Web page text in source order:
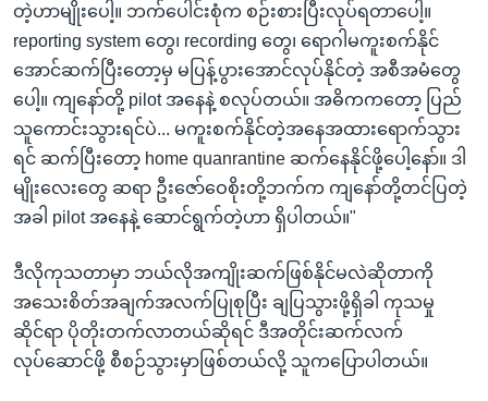
တဲ့ဟာမျိုးပေါ့။ ဘက်ပေါင်းစုံက စဉ်းစားပြီးလုပ်ရတာပေါ့။
reporting system တွေ၊ recording တွေ၊ ရောဂါမကူးစက်နိုင်
အောင်ဆက်ပြီးတော့မှ မပြန့်ပွားအောင်လုပ်နိုင်တဲ့ အစီအမံတွေ
ပေါ့။ ကျနော်တို့ pilot အနေနဲ့ စလုပ်တယ်။ အဓိကကတော့ ပြည်
သူကောင်းသွားရင်ပဲ... မကူးစက်နိုင်တဲ့အနေအထားရောက်သွား
ရင် ဆက်ပြီးတော့ home quanrantine ဆက်နေနိုင်ဖို့ပေါ့နော်။ ဒါ
မျိုးလေးတွေ ဆရာ ဦးဇော်ဝေစိုးတို့ဘက်က ကျနော်တို့တင်ပြတဲ့
အခါ pilot အနေနဲ့ ဆောင်ရွက်တဲ့ဟာ ရှိပါတယ်။"
ဒီလိုကုသတာမှာ ဘယ်လိုအကျိုးဆက်ဖြစ်နိုင်မလဲဆိုတာကို
အသေးစိတ်အချက်အလက်ပြုစုပြီး ချပြသွားဖို့ရှိခါ ကုသမှု
ဆိုင်ရာ ပိုတိုးတက်လာတယ်ဆိုရင် ဒီအတိုင်းဆက်လက်
လုပ်ဆောင်ဖို့ စီစဉ်သွားမှာဖြစ်တယ်လို့ သူကပြောပါတယ်။